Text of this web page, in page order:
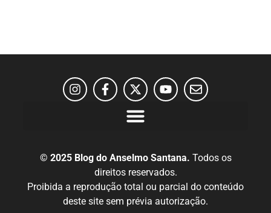
© 2025 Blog do Anselmo Santana. Todos os
direitos reservados.
Proibida a reprodução total ou parcial do conteúdo
deste site sem prévia autorização.